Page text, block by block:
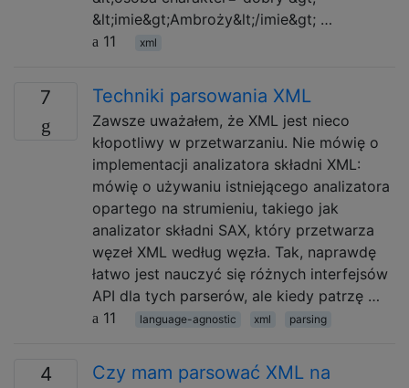
&lt;imie&gt;Ambroży&lt;/imie&gt; …
11
xml
7 Techniki parsowania XML
Zawsze uważałem, że XML jest nieco
kłopotliwy w przetwarzaniu. Nie mówię o
implementacji analizatora składni XML:
mówię o używaniu istniejącego analizatora
opartego na strumieniu, takiego jak
analizator składni SAX, który przetwarza
węzeł XML według węzła. Tak, naprawdę
łatwo jest nauczyć się różnych interfejsów
API dla tych parserów, ale kiedy patrzę …
11
language-agnostic xml parsing
4
Czy mam parsować XML na